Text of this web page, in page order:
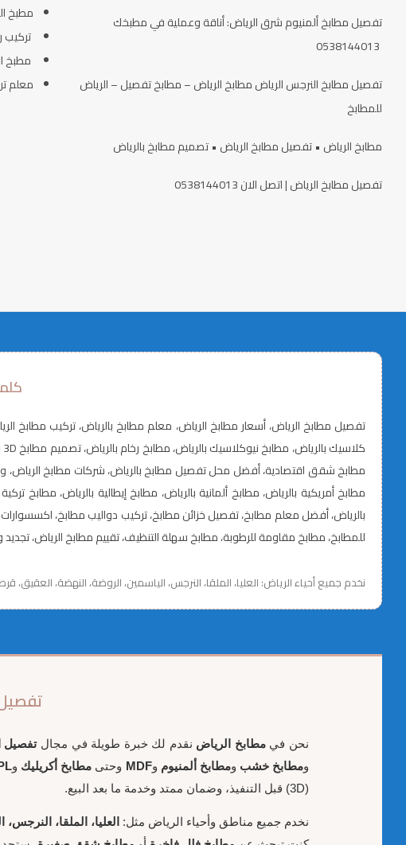
تفصيل مطابخ ألمنيوم شرق الرياض: أناقة وعملية في مطبخك
تفصيل مطابخ النرجس الرياض مطابخ الرياض – مطابخ تفصيل – الرياض
للمطابخ
مطابخ الرياض • تفصيل مطابخ الرياض • تصميم مطابخ بالرياض
تفصيل مطابخ الرياض | اتصل الان 0538144013
مطبخ
تركيب
مطبخ
معلم
مطابخ شقق اقتصادية، أفضل محل تفصيل مطابخ بالرياض، شركات مطابخ الرياض،
مطابخ أمريكية بالرياض، مطابخ ألمانية بالرياض، مطابخ إيطالية بالرياض،
للمطابخ، مطابخ مقاومة للرطوبة، مطابخ سهلة التنظيف، تقييم مطابخ الرياض، تجديد
نخدم جميع أحياء الرياض: العليا، الملقا، النرجس، الياسمين، الروضة، النهضة، العقيق،
نحن فيمطابخ الرياض نقدم لك خبرة طويلة في مجالتفصيل
ومطابخ خشب ومطابخ ألمنيوم وMDF وحتى مطابخ أكريليك و
(3D) قبل التنفيذ، وضمان ممتد وخدمة ما بعد البيع.
نخدم جميع مناطق وأحياء الرياض مثل: العليا، الملقا،